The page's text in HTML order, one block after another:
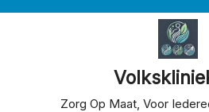
Zorg Op Maat, Voor